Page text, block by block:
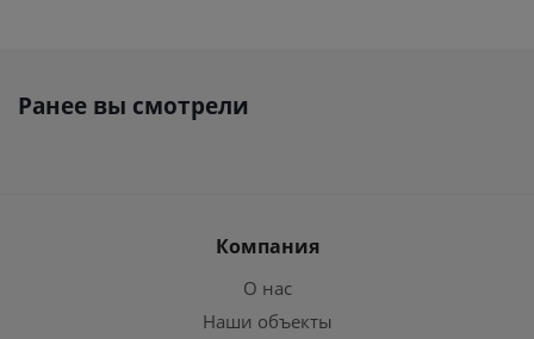
Ранее вы смотрели
Компания
О нас
Наши объекты